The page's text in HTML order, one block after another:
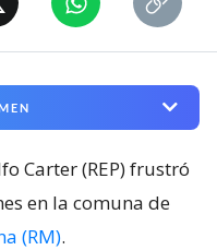
Carter (REP) frustró
en la comuna de
(RM).